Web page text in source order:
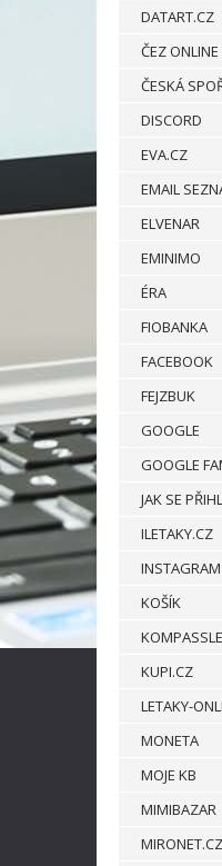
DATART.CZ
ČEZ ONLINE
ČESKÁ
DISCORD
EVA.CZ
EMAIL
ELVENAR
EMINIMO
ÉRA
FIOBANKA
FACEBOOK
FEJZBUK
GOOGLE
GOOGLE
JAK SE
ILETAKY.CZ
KOŠÍK
KUPI.CZ
LETAKY-
MONETA
MOJE KB
MIMIBAZAR
MIRONET.CZ